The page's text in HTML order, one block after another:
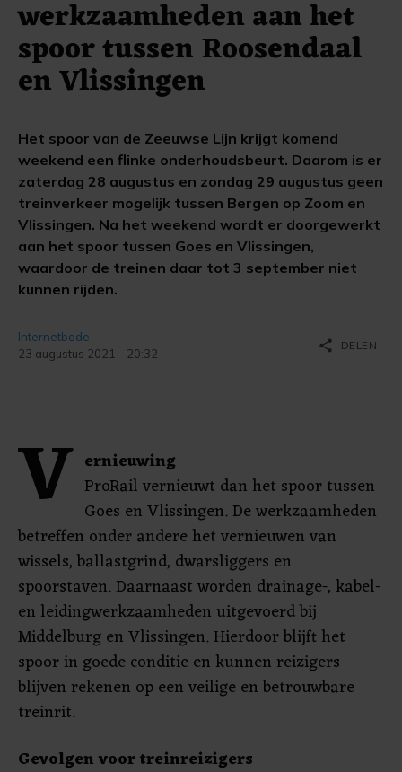
werkzaamheden aan het
spoor tussen Roosendaal
en Vlissingen
Het spoor van de Zeeuwse Lijn krijgt komend
weekend een flinke onderhoudsbeurt. Daarom is er
zaterdag 28 augustus en zondag 29 augustus geen
treinverkeer mogelijk tussen Bergen op Zoom en
Vlissingen. Na het weekend wordt er doorgewerkt
aan het spoor tussen Goes en Vlissingen,
waardoor de treinen daar tot 3 september niet
kunnen rijden.
Internetbode
23 augustus 2021 - 20:32
share DELEN
V ernieuwing
ProRail vernieuwt dan het spoor tussen
Goes en Vlissingen. De werkzaamheden
betreffen onder andere het vernieuwen van
wissels, ballastgrind, dwarsliggers en
spoorstaven. Daarnaast worden drainage-, kabel-
en leidingwerkzaamheden uitgevoerd bij
Middelburg en Vlissingen. Hierdoor blijft het
spoor in goede conditie en kunnen reizigers
blijven rekenen op een veilige en betrouwbare
treinrit.
Gevolgen voor treinreizigers